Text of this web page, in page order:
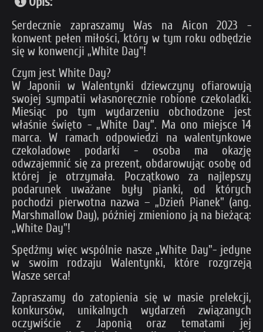
Serdecznie zapraszamy Was na Aicon 2023 -
konwent pełen miłości, który w tym roku odbędzie
się w konwencji „White Day"!
Czym jest White Day?
W Japonii w Walentynki dziewczyny ofiarowują
swojej sympatii własnoręcznie robione czekoladki.
Miesiąc po tym wydarzeniu obchodzone jest
właśnie święto - „White Day”. Ma ono miejsce 14
marca. W ramach odpowiedzi na walentynkowe
czekoladowe podarki - osoba ma okazję
odwzajemnić się za prezent, obdarowując osobę od
której je otrzymała. Początkowo za najlepszy
podarunek uważane były pianki, od których
pochodzi pierwotna nazwa – „Dzień Pianek" (ang.
Marshmallow Day), później zmieniono ją na bieżącą:
„White Day"!
Spędźmy więc wspólnie nasze „White Day"- jedyne
w swoim rodzaju Walentynki, które rozgrzeją
Wasze serca!
Zapraszamy do zatopienia się w masie prelekcji,
konkursów, unikalnych wydarzeń związanych
oczywiście z Japonią oraz tematami jej